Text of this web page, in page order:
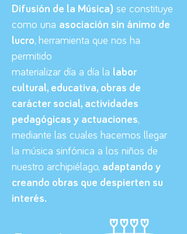
Difusión de la Música) se constituye
como una asociación sin ánimo de
lucro, herramienta que nos ha
permitido
materializar día a día la labor
cultural, educativa, obras de
carácter social, actividades
pedagógicas y actuaciones,
mediante las cuales hacemos llegar
la música sinfónica a los niños de
nuestro archipiélago, adaptando y
creando obras que despierten su
interés.